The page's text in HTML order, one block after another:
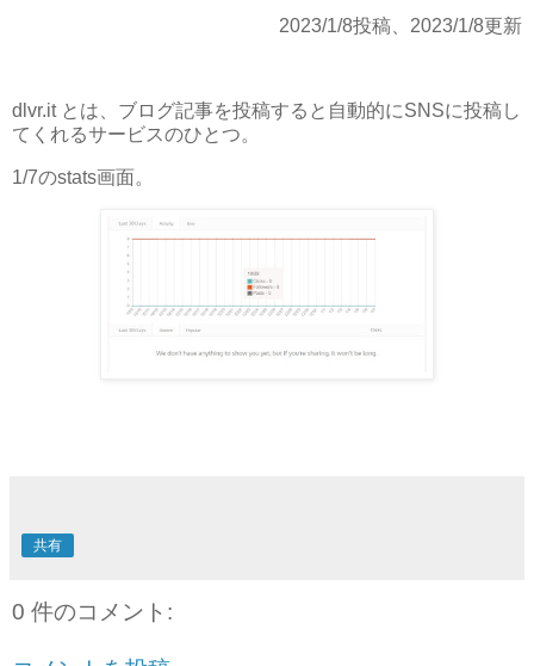
2023/1/8投稿、2023/1/8更新
dlvr.it とは、ブログ記事を投稿すると自動的にSNSに投稿し
てくれるサービスのひとつ。
1/7のstats画面。
共有
0 件のコメント: